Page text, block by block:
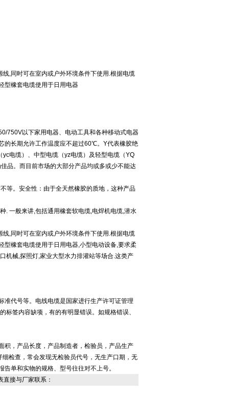
,同时可在室内或户外环境条件下使用.根据电缆
型橡套电缆使用于日用电器
750V以下家用电器、电动工具和各种移动式电器
的长期允许工作温度应不超过60℃。Y代表橡胶绝
电缆）、中型电缆（yz电缆）及轻型电缆（YQ
品。而目前市场的大部分产品均或多或少不能达
等。安全性：由于全天然橡胶的质地，这种产品
. 一般来讲,包括通用橡套软电缆,电焊机电缆,潜水
,同时可在室内或户外环境条件下使用.根据电缆
型橡套电缆使用于日用电器,小型电动设备,要求柔
机械,探照灯,家业大型水力排灌站等场合.这类产
准代号等。电线电缆是国家进行生产许可证管理
签内容缺项，有的有明显错误。如规格错误、
积，产品长度，产品制造者，检验员，产品生产
检查，常会发现无检验员代号，无生产口期，无
单和实物的规格、型号往往对不上号。
接与厂家联系：